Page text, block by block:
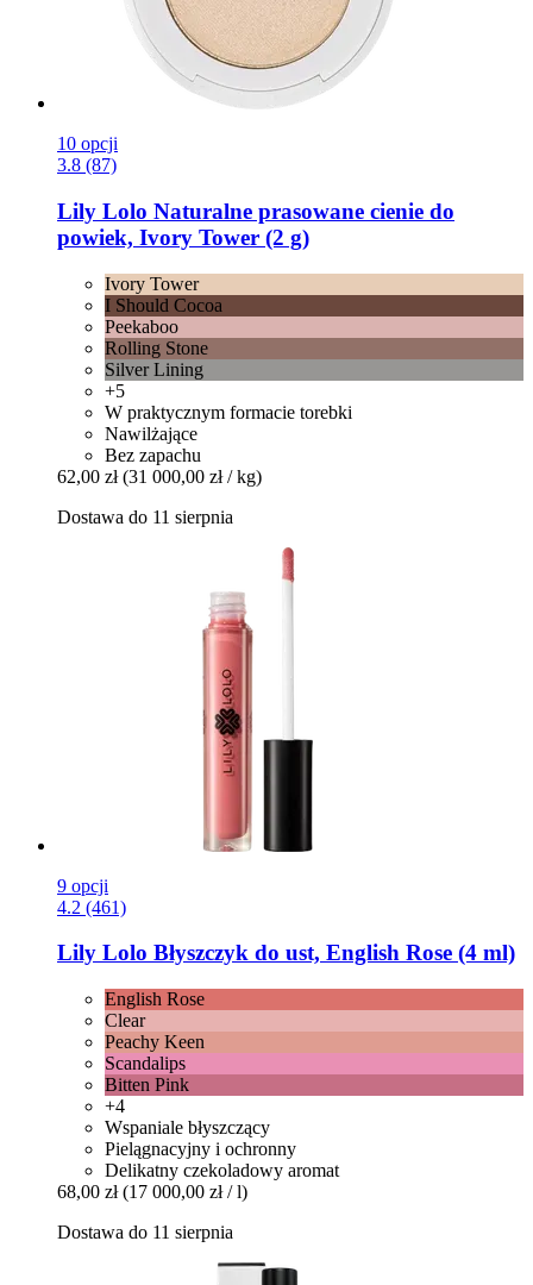
10 opcji
3.8 (87)
Lily Lolo Naturalne prasowane cienie do
powiek, Ivory Tower (2 g)
Ivory Tower
I Should Cocoa
Peekaboo
Rolling Stone
Silver Lining
+5
W praktycznym formacie torebki
Nawilżające
Bez zapachu
62,00 zł (31 000,00 zł / kg)
Dostawa do 11 sierpnia
9 opcji
4.2 (461)
Lily Lolo Błyszczyk do ust, English Rose (4 ml)
English Rose
Clear
Peachy Keen
Scandalips
Bitten Pink
+4
Wspaniale błyszczący
Pielągnacyjny i ochronny
Delikatny czekoladowy aromat
68,00 zł (17 000,00 zł / l)
Dostawa do 11 sierpnia